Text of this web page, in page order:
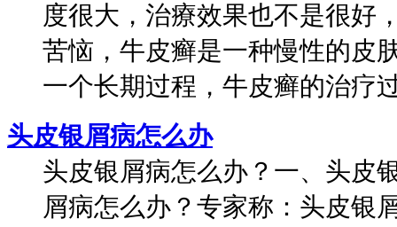
度很大，治療效果也不是很好
苦恼，牛皮癣是一种慢性的皮
一个长期过程，牛皮癣的治疗
头皮银屑病怎么办
头皮银屑病怎么办？一、头皮
屑病怎么办？专家称：头皮银